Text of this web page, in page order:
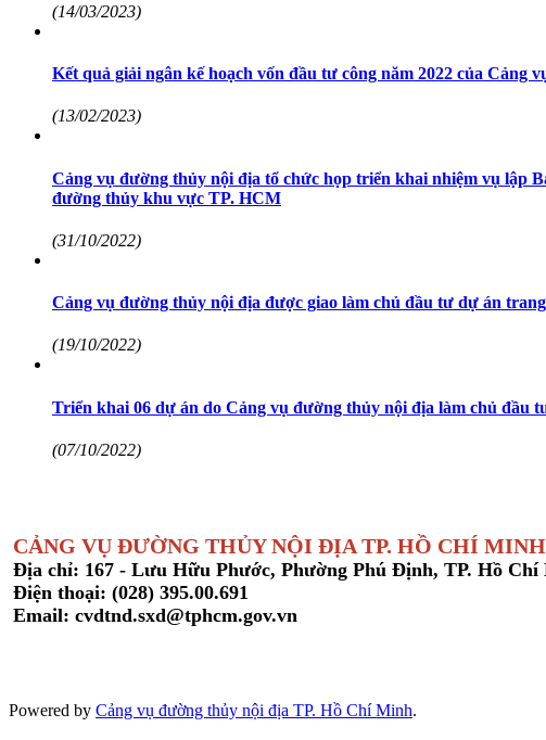
(14/03/2023)
Kết quả giải ngân kế hoạch vốn đầu tư công năm 2022 của
(13/02/2023)
Cảng vụ đường thủy nội địa tổ chức họp triển khai nhiệm vụ lập
đường thủy khu vực TP. HCM
(31/10/2022)
Cảng vụ đường thủy nội địa được giao làm chủ đầu tư dự án
(19/10/2022)
Triển khai 06 dự án do Cảng vụ đường thủy nội địa làm chủ đầu
(07/10/2022)
CẢNG VỤ ĐƯỜNG THỦY NỘI ĐỊA TP. HỒ CHÍ MINH
Địa chỉ: 167 - Lưu Hữu Phước, Phường Phú Định, TP. Hồ Chí
Điện thoại: (028) 395.00.691
Email: cvdtnd.sxd@tphcm.gov.vn
Powered by Cảng vụ đường thủy nội địa TP. Hồ Chí Minh.